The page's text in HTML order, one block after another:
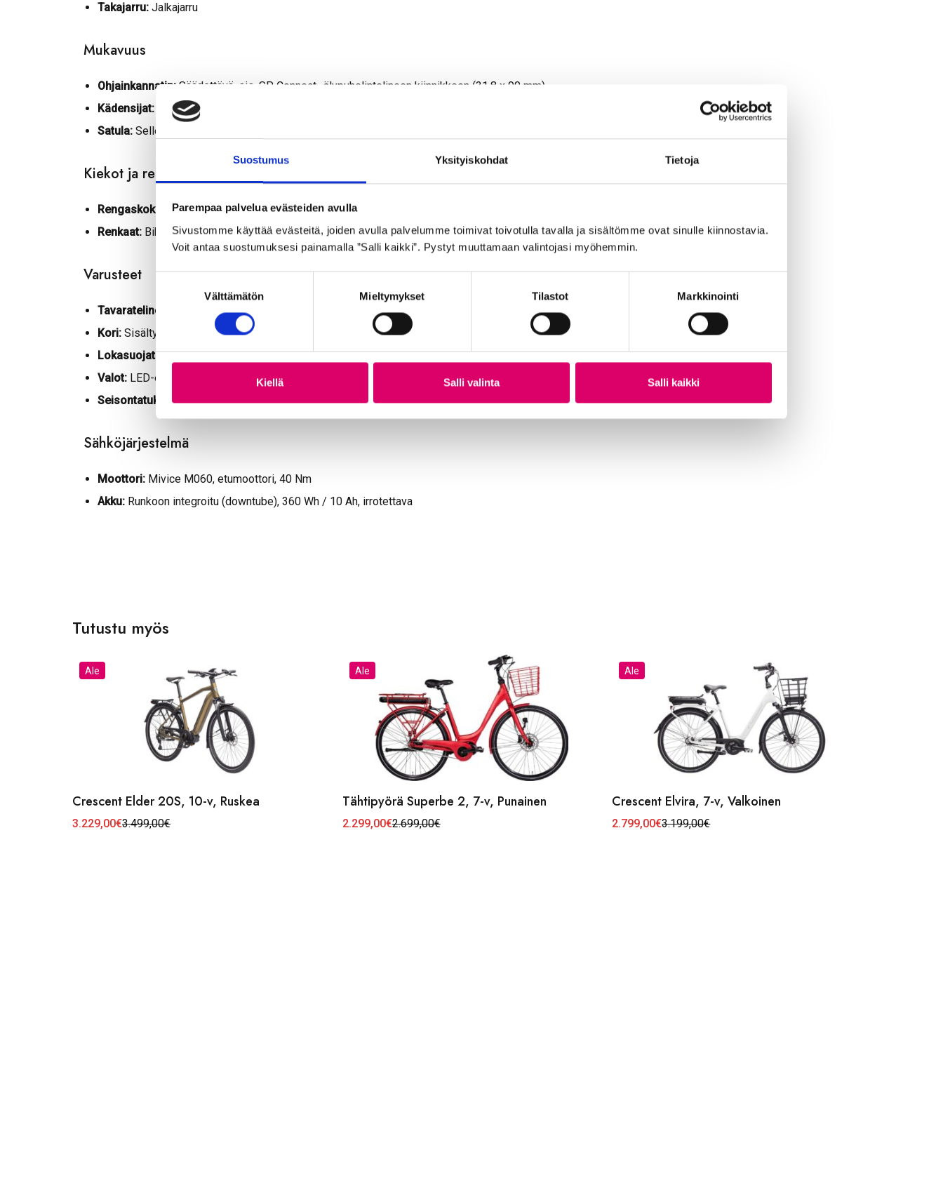
Suostumus Yksityiskohdat Tietoja
Parempaa palvelua evästeiden avulla
Sivustomme käyttää evästeitä, joiden avulla palvelumme toimivat toivotulla tavalla ja sisältömme ovat sinulle kiinnostavia.
Voit antaa suostumuksesi painamalla ”Salli kaikki”. Pystyt muuttamaan valintojasi myöhemmin.
o
s
m
u
k
e
v
a
Välttämätön Mieltymykset Tilastot Markkinointi
Kiellä Salli valinta Salli kaikki
Takajarru: Jalkajarru
Mukavuus
Ohjainkannatin: Säädettävä, sis. SP Connect -älypuhelintelineen kiinnikkeen (31,8 x 90 mm)
Kädensijat: ruskea
Satula: Selle Royal Explora Moderate Wide, tummanruskea
Kiekot ja renkaat
Rengaskoko:
28” (700C)
Renkaat: Bike Attitude Fiberbelt 700x47C
Varusteet
Tavarateline:
AtranVelo Delta AVS+ -järjestelmällä
Kori: Sisältyy
Lokasuojat:Musta alumiini
Valot: LED-etu- ja takavalo
Seisontatuki:
Musta alumiini
Sähköjärjestelmä
Moottori: Mivice M060, etumoottori, 40 Nm
Akku: Runkoon integroitu (downtube), 360 Wh / 10 Ah, irrotettava
Tutustu myös
Ale
Crescent Elder 20S, 10-v, Ruskea
3.499,00€
Alkuperäinen
3.229,00€
Nykyinen
Ale
Tähtipyörä Superbe 2, 7-v, Punainen
2.699,00€
Alkuperäinen
2.299,00€
Nykyinen
Ale
Crescent Elvira, 7-v, Valkoinen
3.199,00€
Alkuperäinen
2.799,00€
Nykyinen